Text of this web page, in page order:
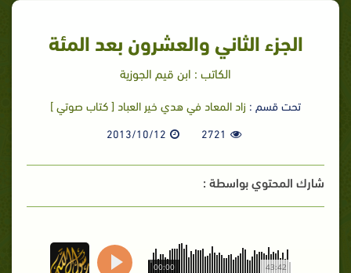
الجزء الثاني والعشرون بعد المئة
الكاتب : ابن قيم الجوزية
تحت قسم : زاد المعاد في هدي خير العباد [ كتاب صوتي ]
2721
2013/10/12
شارك المحتوي بواسطة :
43:42
00:00